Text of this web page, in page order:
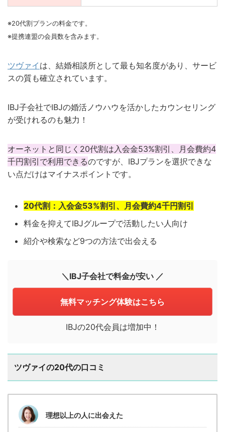
※20代割プランの料金です。
※提携連盟の会員数を含みます。
ツヴァイ は、結婚相談所として最も知名度があり、サービ
スの質も確立されています。
IBJ子会社でIBJの婚活ノウハウを活かしたカウンセリング
が受けれるのも魅力！
オーネットと同じく20代割は入会金53%割引、月会費約4
千円割引で利用できるのですが、IBJプランを選択できな
い点だけはマイナスポイントです。
20代割：入会金53%割引、月会費約4千円割引
料金を抑えてIBJグループで活動したい人向け
紹介や検索など9つの方法で出会える
＼IBJ子会社で料金が安い ／
無料マッチング体験はこちら
IBJの20代会員は増加中！
ツヴァイの20代の口コミ
理想以上の人に出会えた